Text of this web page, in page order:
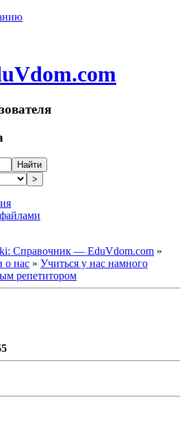
Найти
>
Справочник — EduVdom.com »
о нас » Учиться у нас намного
репетитором